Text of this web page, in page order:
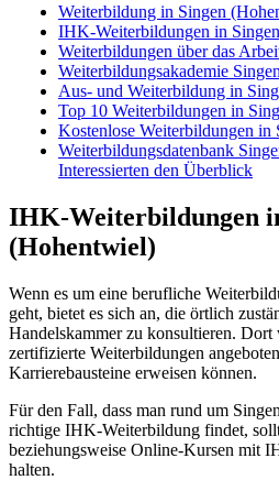
Weiterbildung in Singen
IHK-Weiterbildungen in
Weiterbildungen über das
Weiterbildungsakademie
Aus- und Weiterbildung in
Top 10 Weiterbildungen in
Kostenlose Weiterbildungen
Weiterbildungsdatenbank
Interessierten den Überblick
IHK-Weiterbildungen
(Hohentwiel)
Wenn es um eine berufliche
geht, bietet es sich an, die örtlich
Handelskammer zu konsultieren. Dort
zertifizierte Weiterbildungen
Karrierebausteine erweisen können.
Für den Fall, dass man rund um
richtige IHK-Weiterbildung findet,
beziehungsweise Online-Kursen mit
halten.